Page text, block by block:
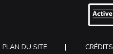
PLAN DU SITE CRÉDITS